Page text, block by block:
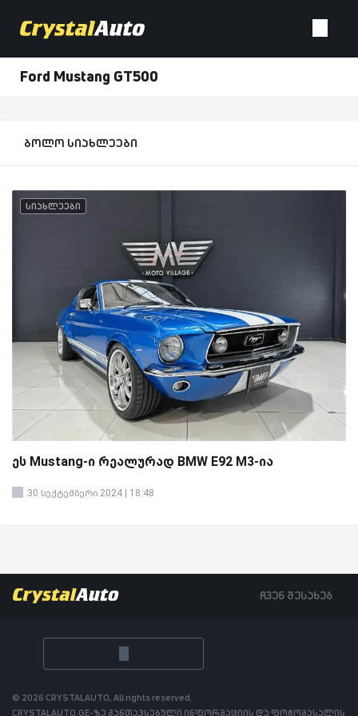
Ford Mustang GT500
ბოლო სიახლეები
სიახლეები
ეს Mustang-ი რეალურად BMW E92 M3-ია
30 სექტემბერი 2024 | 18:48
ჩვენ შესახებ
© 2026 CRYSTALAUTO, All rights reserved.
CRYSTALAUTO.GE-ზე განთავსებული ინფორმაციის და ფოტომასალის